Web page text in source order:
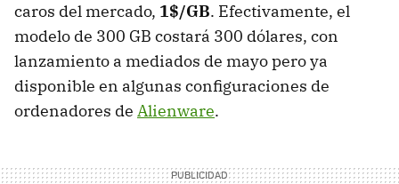
caros del mercado, 1$/GB. Efectivamente, el
modelo de 300 GB costará 300 dólares, con
lanzamiento a mediados de mayo pero ya
disponible en algunas configuraciones de
ordenadores de Alienware.